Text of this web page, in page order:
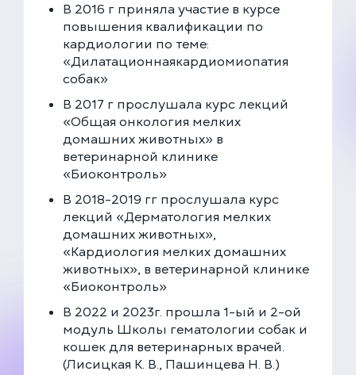
В 2016 г приняла участие в курсе
повышения квалификации по
кардиологии по теме:
«Дилатационнаякардиомиопатия
собак»
В 2017 г прослушала курс лекций
«Общая онкология мелких
домашних животных» в
ветеринарной клинике
«Биоконтроль»
В 2018-2019 гг прослушала курс
лекций «Дерматология мелких
домашних животных»,
«Кардиология мелких домашних
животных», в ветеринарной клинике
«Биоконтроль»
В 2022 и 2023г. прошла 1-ый и 2-ой
модуль Школы гематологии собак и
кошек для ветеринарных врачей.
(Лисицкая К. В., Пашинцева Н. В.)